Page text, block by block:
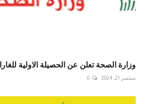
وزارة الصحة تعلن عن الحصيلة الاولية
سبتمبر 21, 2024 0